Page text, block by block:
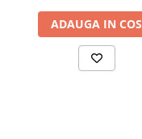
ADAUGA IN COS